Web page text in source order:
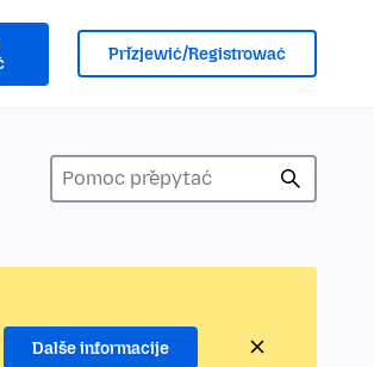
Přizjewić/Registrować
Dalše informacije